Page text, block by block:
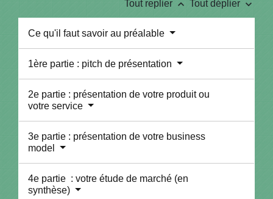
Tout replier keyboard_arrow_up Tout déplier keyboard_arrow_down
Ce qu'il faut savoir au préalable
1ère partie : pitch de présentation
2e partie : présentation de votre produit ou
votre service
3e partie : présentation de votre business
model
4e partie : votre étude de marché (en
synthèse)